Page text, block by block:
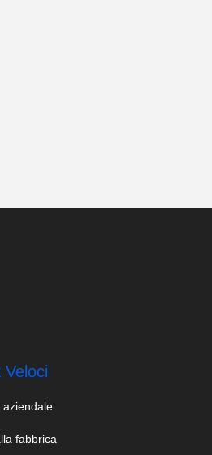
Veloci
aziendale
fabbrica